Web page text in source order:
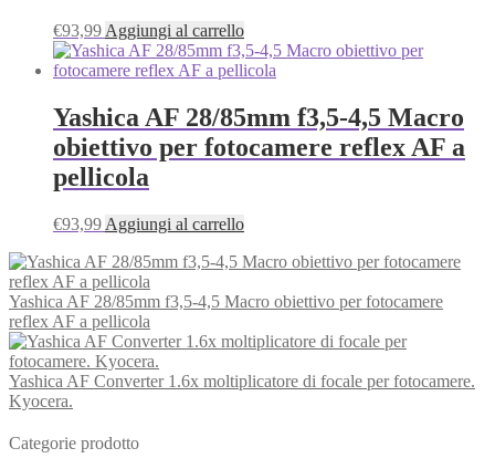
€93,99 Aggiungi al carrello
Yashica AF 28/85mm f3,5-4,5 Macro
obiettivo per fotocamere reflex AF a
pellicola
€93,99 Aggiungi al carrello
Yashica AF 28/85mm f3,5-4,5 Macro obiettivo per fotocamere
reflex AF a pellicola
Yashica AF Converter 1.6x moltiplicatore di focale per fotocamere.
Kyocera.
Categorie prodotto